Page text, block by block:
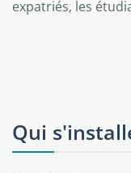
expatriés, les
Qui